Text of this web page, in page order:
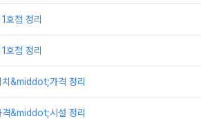
호점 정리
호점 정리
치&middot;가격 정리
격&middot;시설 정리